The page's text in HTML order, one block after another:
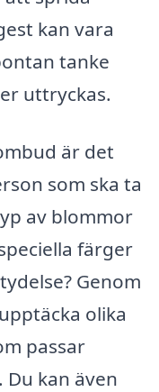
kan vara
tanke
uttryckas.
är det
som ska ta
av blommor
färger
Genom
olika
passar
kan även